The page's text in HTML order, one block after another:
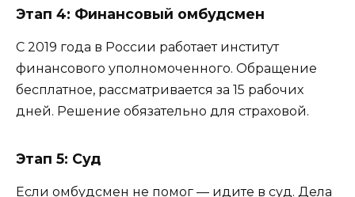
Этап 4: Финансовый омбудсмен
С 2019 года в России работает институт
финансового уполномоченного. Обращение
бесплатное, рассматривается за 15 рабочих
дней. Решение обязательно для страховой.
Этап 5: Суд
Если омбудсмен не помог — идите в суд. Дела